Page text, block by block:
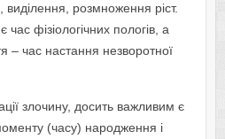
виділення, розмноження ріст.
фізіологічних пологів, а
– час настання незворотної
злочину, досить важливим є
(часу) народження і